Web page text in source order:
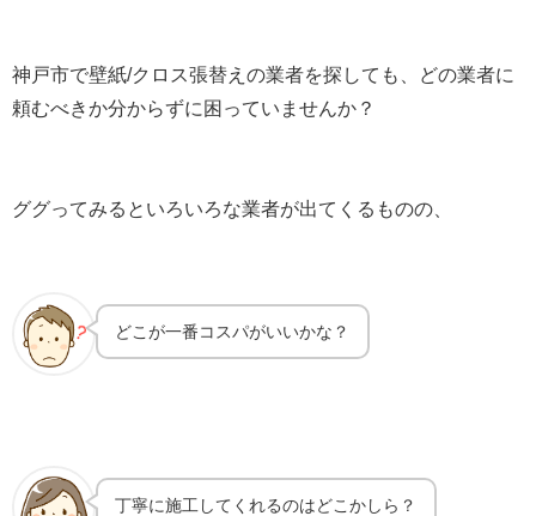
神戸市で壁紙/クロス張替えの業者を探しても、どの業者に
頼むべきか分からずに困っていませんか？
ググってみるといろいろな業者が出てくるものの、
どこが一番コスパがいいかな？
丁寧に施工してくれるのはどこかしら？